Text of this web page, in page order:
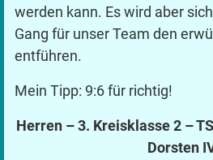
werden kann. Es wird aber
Gang für unser Team den
entführen.
Mein Tipp: 9:6 für richtig!
Herren – 3. Kreisklasse 2 –
Dorsten